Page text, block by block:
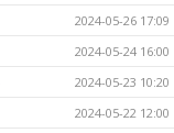
2024-05-26 17:09
2024-05-24 16:00
2024-05-23 10:20
2024-05-22 12:00